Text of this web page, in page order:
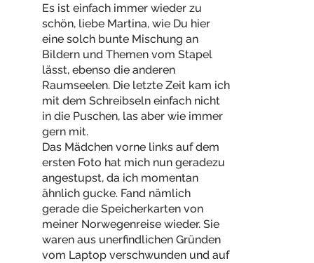
Es ist einfach immer wieder zu
schön, liebe Martina, wie Du hier
eine solch bunte Mischung an
Bildern und Themen vom Stapel
lässt, ebenso die anderen
Raumseelen. Die letzte Zeit kam ich
mit dem Schreibseln einfach nicht
in die Puschen, las aber wie immer
gern mit.
Das Mädchen vorne links auf dem
ersten Foto hat mich nun geradezu
angestupst, da ich momentan
ähnlich gucke. Fand nämlich
gerade die Speicherkarten von
meiner Norwegenreise wieder. Sie
waren aus unerfindlichen Gründen
vom Laptop verschwunden und auf